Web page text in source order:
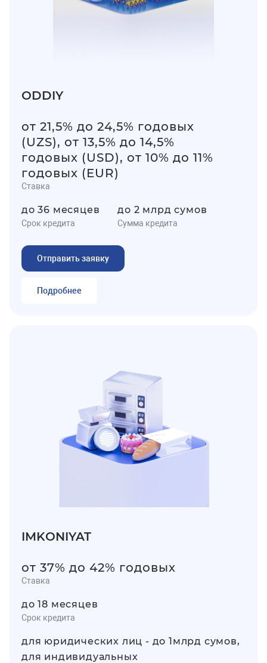
ODDIY
от 21,5% до 24,5% годовых
(UZS), от 13,5% до 14,5%
годовых (USD), от 10% до 11%
годовых (EUR)
Ставка
до 36 месяцев
Срок кредита
до 2 млрд сумов
Сумма кредита
Отправить заявку
Подробнее
IMKONIYAT
от 37% до 42% годовых
Ставка
до 18 месяцев
Срок кредита
для юридических лиц - до 1млрд сумов,
для индивидуальных